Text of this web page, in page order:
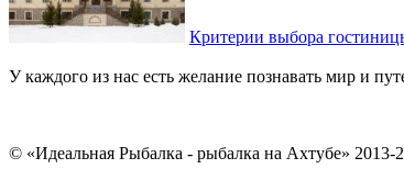
Критерии выбора
У каждого из нас есть желание познавать мир и
© «Идеальная Рыбалка - рыбалка на Ахтубе» 2013-